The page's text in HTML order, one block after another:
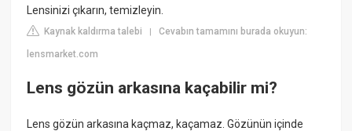
Lensinizi çıkarın, temizleyin.
Kaynak kaldırma talebi |Cevabın tamamını burada okuyun:
lensmarket.com
Lens gözün arkasına kaçabilir mi?
Lens gözün arkasına kaçmaz, kaçamaz. Gözünün içinde